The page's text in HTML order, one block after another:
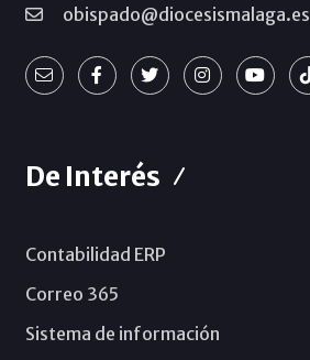
obispado@diocesismalaga.es
De Interés
Contabilidad ERP
Correo 365
Sistema de información